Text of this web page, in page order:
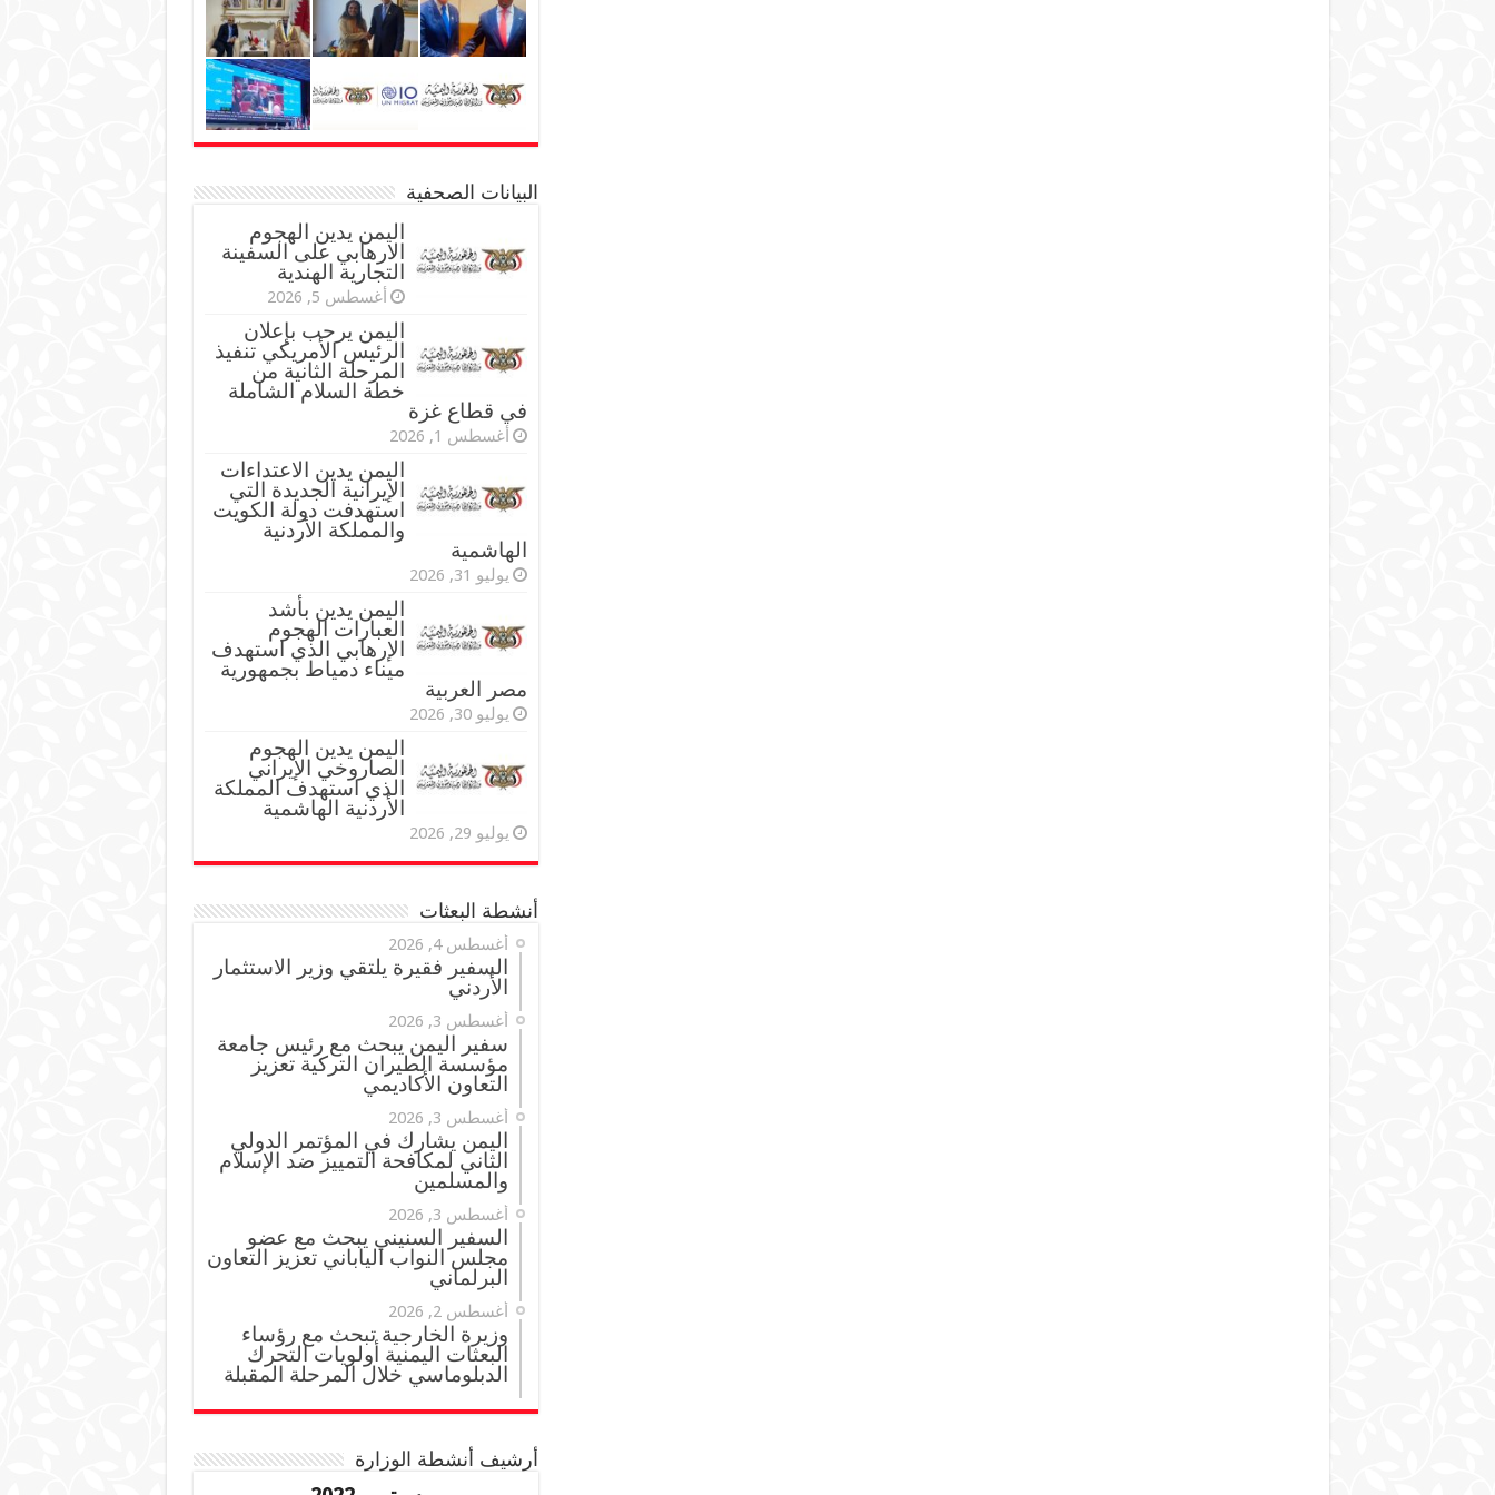
البيانات الصحفية
اليمن يدين الهجوم
الارهابي على السفينة
التجارية الهندية
أغسطس 5, 2026
اليمن يرحب بإعلان
الرئيس الأمريكي تنفيذ
المرحلة الثانية من
خطة السلام الشاملة
في قطاع غزة
أغسطس 1, 2026
اليمن يدين الاعتداءات
الإيرانية الجديدة التي
استهدفت دولة الكويت
والمملكة الأردنية
الهاشمية
يوليو 31, 2026
اليمن يدين بأشد
العبارات الهجوم
الإرهابي الذي استهدف
ميناء دمياط بجمهورية
مصر العربية
يوليو 30, 2026
اليمن يدين الهجوم
الصاروخي الإيراني
الذي استهدف المملكة
الأردنية الهاشمية
يوليو 29, 2026
أنشطة البعثات
أغسطس 4, 2026
السفير فقيرة يلتقي وزير الاستثمار
الأردني
أغسطس 3, 2026
سفير اليمن يبحث مع رئيس جامعة
مؤسسة الطيران التركية تعزيز
التعاون الأكاديمي
أغسطس 3, 2026
اليمن يشارك في المؤتمر الدولي
الثاني لمكافحة التمييز ضد الإسلام
والمسلمين
أغسطس 3, 2026
السفير السنيني يبحث مع عضو
مجلس النواب الياباني تعزيز التعاون
البرلماني
أغسطس 2, 2026
وزيرة الخارجية تبحث مع رؤساء
البعثات اليمنية أولويات التحرك
الدبلوماسي خلال المرحلة المقبلة
أرشيف أنشطة الوزارة